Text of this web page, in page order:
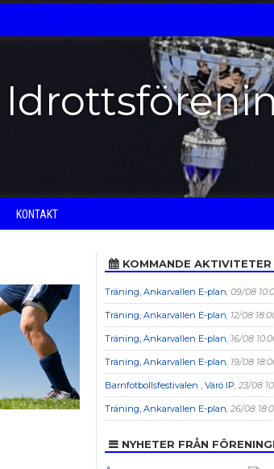
KONTAKT
KOMMANDE AKTIVITETER
Träning, Ankarvallen E-plan, 09/08
Träning, Ankarvallen E-plan, 12/08
Träning, Ankarvallen E-plan, 16/08
Träning, Ankarvallen E-plan, 19/08
Barnfotbollsfestivalen , Värö IP, 23/08
Träning, Ankarvallen E-plan, 26/08
NYHETER FRÅN